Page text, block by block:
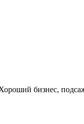
бизнес,